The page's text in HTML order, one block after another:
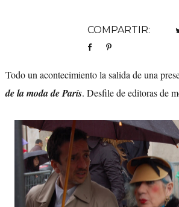
COMPARTIR:
Todo un acontecimiento la salida de una
de la moda de París. Desfile de editoras de